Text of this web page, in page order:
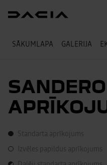
SĀKUMLAPA GALERIJA
Standarta aprīkojums
Standarta aprīkojums
Izvēles papildus aprīkojums
Izvēles papildus aprīkojums